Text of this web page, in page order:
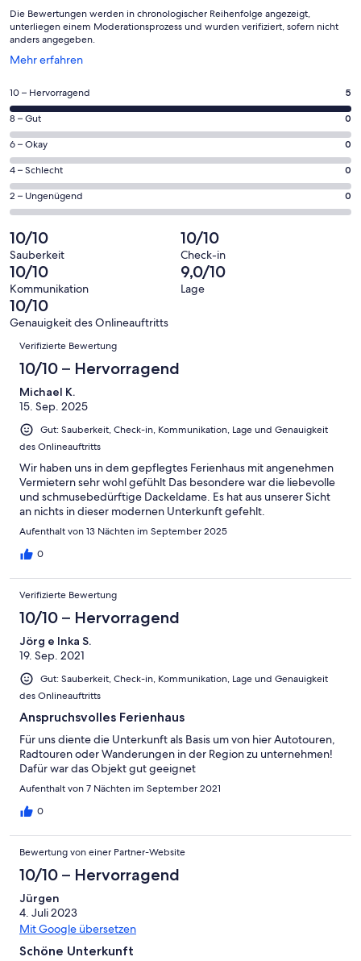
Die Bewertungen werden in chronologischer Reihenfolge angezeigt,
unterliegen einem Moderationsprozess und wurden verifiziert, sofern nicht
anders angegeben.
Mehr erfahren
Wird
einem
neuen
Fenster
geöffnet
5
von
insgesamt
5
Gästebewertungen
haben
eine
Bewertung
von
10
-
Hervorragend
10 – Hervorragend 5
0
von
insgesamt
5
Gästebewertungen
haben
Bewertung
von
8
-
Gut
8 – Gut 0
0
von
insgesamt
5
Gästebewertungen
haben
eine
Bewertung
von
6
-
Okay
6 – Okay 0
0
von
insgesamt
Gästebewertungen
haben
eine
Bewertung
von
4
4 – Schlecht 0
0
von
insgesamt
5
Gästebewertungen
haben
eine
Bewertung
2 – Ungenügend 0
10/10
Sauberkeit
10/10
Check-in
10/10
Kommunikation
9,0/10
Lage
10/10
Genauigkeit des Onlineauftritts
Bewertungen
Verifizierte Bewertung
10/10 – Hervorragend
Michael K.
15. Sep. 2025
Gut: Sauberkeit, Check-in, Kommunikation, Lage und Genauigkeit
des Onlineauftritts
Wir haben uns in dem gepflegtes Ferienhaus mit angenehmen
Vermietern sehr wohl gefühlt Das besondere war die liebevolle
und schmusebedürftige Dackeldame. Es hat aus unserer Sicht
an nichts in dieser modernen Unterkunft gefehlt.
Aufenthalt von 13 Nächten im September 2025
0
Verifizierte Bewertung
10/10 – Hervorragend
Jörg e Inka S.
19. Sep. 2021
Gut: Sauberkeit, Check-in, Kommunikation, Lage und Genauigkeit
des Onlineauftritts
Anspruchsvolles Ferienhaus
Für uns diente die Unterkunft als Basis um von hier Autotouren,
Radtouren oder Wanderungen in der Region zu unternehmen!
Dafür war das Objekt gut geeignet
Aufenthalt von 7 Nächten im September 2021
0
Bewertung von einer Partner-Website
10/10 – Hervorragend
Jürgen
4. Juli 2023
Mit Google übersetzen
Schöne Unterkunft